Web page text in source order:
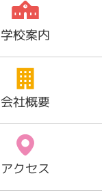
学校案内
会社概要
アクセス